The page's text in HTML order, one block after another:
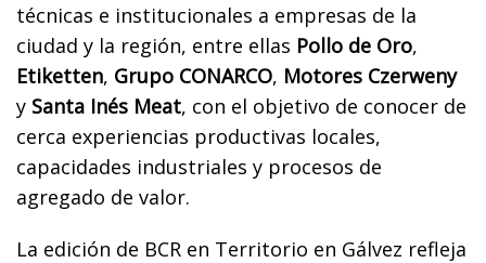
técnicas e institucionales a empresas de la
ciudad y la región, entre ellas Pollo de Oro,
Etiketten, Grupo CONARCO, Motores Czerweny
y Santa Inés Meat, con el objetivo de conocer de
cerca experiencias productivas locales,
capacidades industriales y procesos de
agregado de valor.
La edición de BCR en Territorio en Gálvez refleja